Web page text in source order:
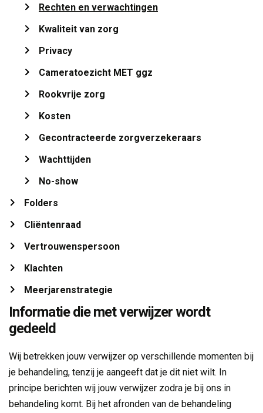
Rechten en verwachtingen
Kwaliteit van zorg
Privacy
Cameratoezicht MET ggz
Rookvrije zorg
Kosten
Gecontracteerde zorgverzekeraars
Wachttijden
No-show
Folders
Cliëntenraad
Vertrouwenspersoon
Klachten
Meerjarenstrategie
Informatie die met verwijzer wordt
gedeeld
Wij betrekken jouw verwijzer op verschillende momenten bij
je behandeling, tenzij je aangeeft dat je dit niet wilt. In
principe berichten wij jouw verwijzer zodra je bij ons in
behandeling komt. Bij het afronden van de behandeling